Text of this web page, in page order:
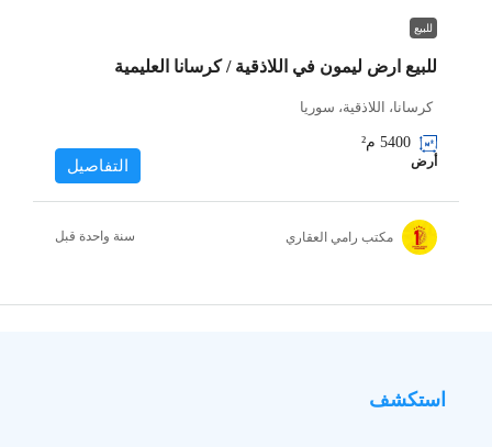
للبيع
للبيع ارض ليمون في اللاذقية / كرسانا العليمية
كرسانا، اللاذقية، سوريا
5400 م²
أرض التفاصيل
مكتب رامي العقاري ‏سنة واحدة قبل
استكشف